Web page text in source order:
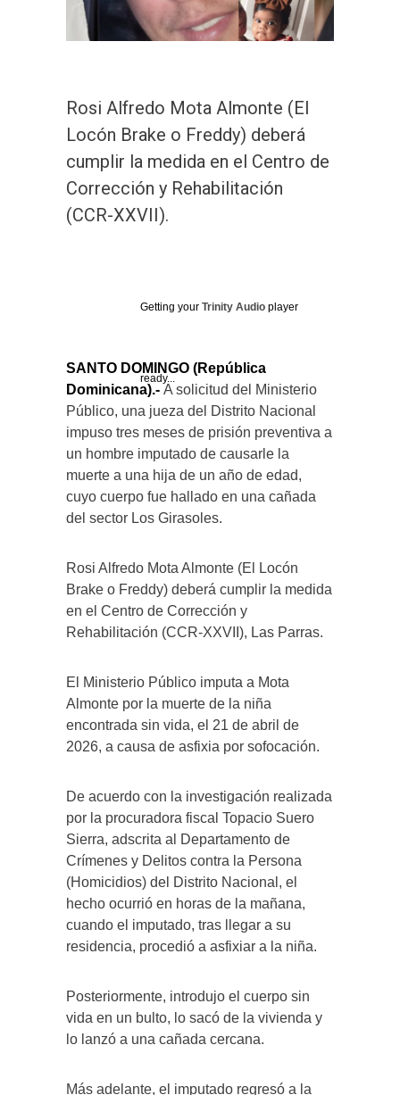
Rosi Alfredo Mota Almonte (El
Locón Brake o Freddy) deberá
cumplir la medida en el Centro de
Corrección y Rehabilitación
(CCR-XXVII).
Getting your Trinity Audio player
ready...
SANTO DOMINGO (República
Dominicana).- A solicitud del Ministerio
Público, una jueza del Distrito Nacional
impuso tres meses de prisión preventiva a
un hombre imputado de causarle la
muerte a una hija de un año de edad,
cuyo cuerpo fue hallado en una cañada
del sector Los Girasoles.
Rosi Alfredo Mota Almonte (El Locón
Brake o Freddy) deberá cumplir la medida
en el Centro de Corrección y
Rehabilitación (CCR-XXVII), Las Parras.
El Ministerio Público imputa a Mota
Almonte por la muerte de la niña
encontrada sin vida, el 21 de abril de
2026, a causa de asfixia por sofocación.
De acuerdo con la investigación realizada
por la procuradora fiscal Topacio Suero
Sierra, adscrita al Departamento de
Crímenes y Delitos contra la Persona
(Homicidios) del Distrito Nacional, el
hecho ocurrió en horas de la mañana,
cuando el imputado, tras llegar a su
residencia, procedió a asfixiar a la niña.
Posteriormente, introdujo el cuerpo sin
vida en un bulto, lo sacó de la vivienda y
lo lanzó a una cañada cercana.
Más adelante, el imputado regresó a la